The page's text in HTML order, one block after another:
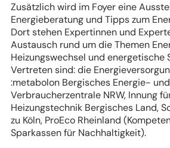
Zusätzlich wird im Foyer eine
Energieberatung und Tipps zum
Dort stehen Expertinnen und
Austausch rund um die Themen
Heizungswechsel und energetische
Vertreten sind: die
:metabolon Bergisches Energie-
Verbraucherzentrale NRW, Innung
Heizungstechnik Bergisches Land,
zu Köln, ProEco Rheinland
Sparkassen für Nachhaltigkeit).